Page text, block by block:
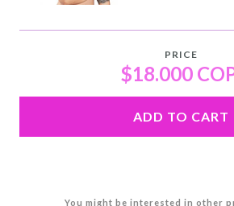
PRICE
$18.000
ADD TO CART
You might be interested in other